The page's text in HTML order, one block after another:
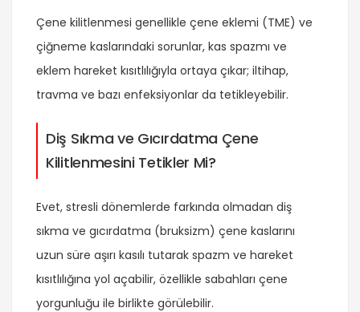
Çene kilitlenmesi genellikle çene eklemi (TME) ve
çiğneme kaslarındaki sorunlar, kas spazmı ve
eklem hareket kısıtlılığıyla ortaya çıkar; iltihap,
travma ve bazı enfeksiyonlar da tetikleyebilir.
Diş Sıkma ve Gıcırdatma Çene
Kilitlenmesini Tetikler Mi?
Evet, stresli dönemlerde farkında olmadan diş
sıkma ve gıcırdatma (bruksizm) çene kaslarını
uzun süre aşırı kasılı tutarak spazm ve hareket
kısıtlılığına yol açabilir, özellikle sabahları çene
yorgunluğu ile birlikte görülebilir.